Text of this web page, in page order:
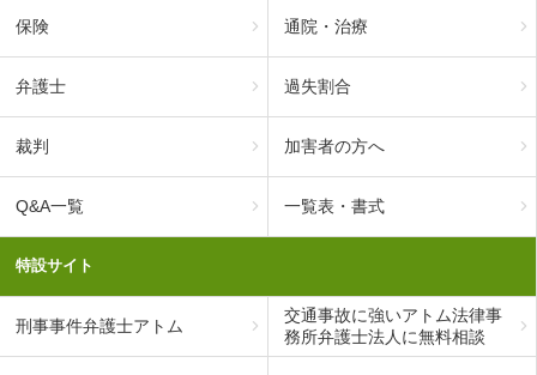
保険 通院・治療
弁護士 過失割合
裁判 加害者の方へ
Q&A一覧 一覧表・書式
特設サイト
刑事事件弁護士アトム
交通事故に強いアトム法律事
務所弁護士法人に無料相談